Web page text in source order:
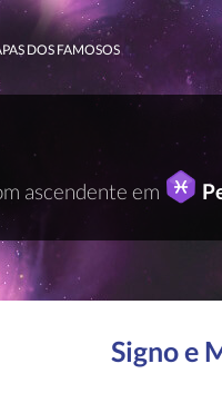
DOS FAMOSOS
ascendente em
Signo e